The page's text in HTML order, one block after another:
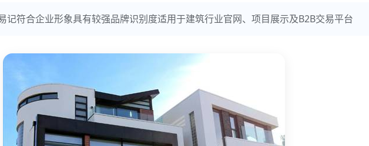
记符合企业形象具有较强品牌识别度适用于建筑行业官网、项目展示及B2B交易平台